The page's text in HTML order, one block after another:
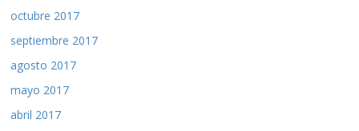
octubre 2017
septiembre 2017
agosto 2017
mayo 2017
abril 2017